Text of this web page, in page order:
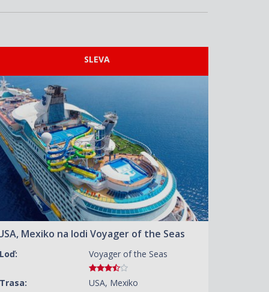
SLEVA
Mexiko na lodi Voyager of the Seas
Loď: Voyager of the Seas
Trasa:
USA, Mexiko
22.10.2026 – 30.10.2026
ZOBRAZIT DETAIL
05.11.2026 – 13.11.2026
16 720 KČ/OS.
(691 €)